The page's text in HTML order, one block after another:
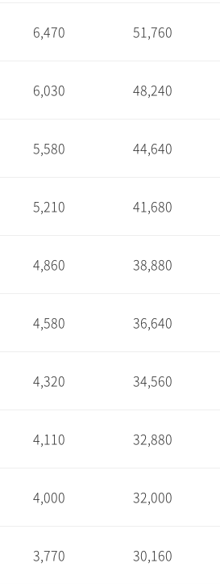
6,470 51,760
6,030 48,240
5,580 44,640
5,210 41,680
4,860 38,880
4,580 36,640
4,320 34,560
4,110 32,880
4,000 32,000
3,770 30,160